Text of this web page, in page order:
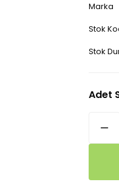
Marka
Stok
Stok
Adet